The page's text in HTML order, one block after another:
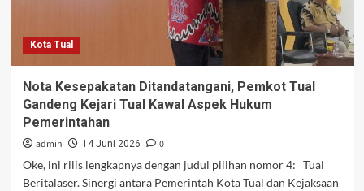
Kota Tual
Nota Kesepakatan Ditandatangani, Pemkot Tual
Gandeng Kejari Tual Kawal Aspek Hukum
Pemerintahan
admin 14 Juni 2026
0
Oke, ini rilis lengkapnya dengan judul pilihan nomor 4: Tual
Beritalaser. Sinergi antara Pemerintah Kota Tual dan Kejaksaan